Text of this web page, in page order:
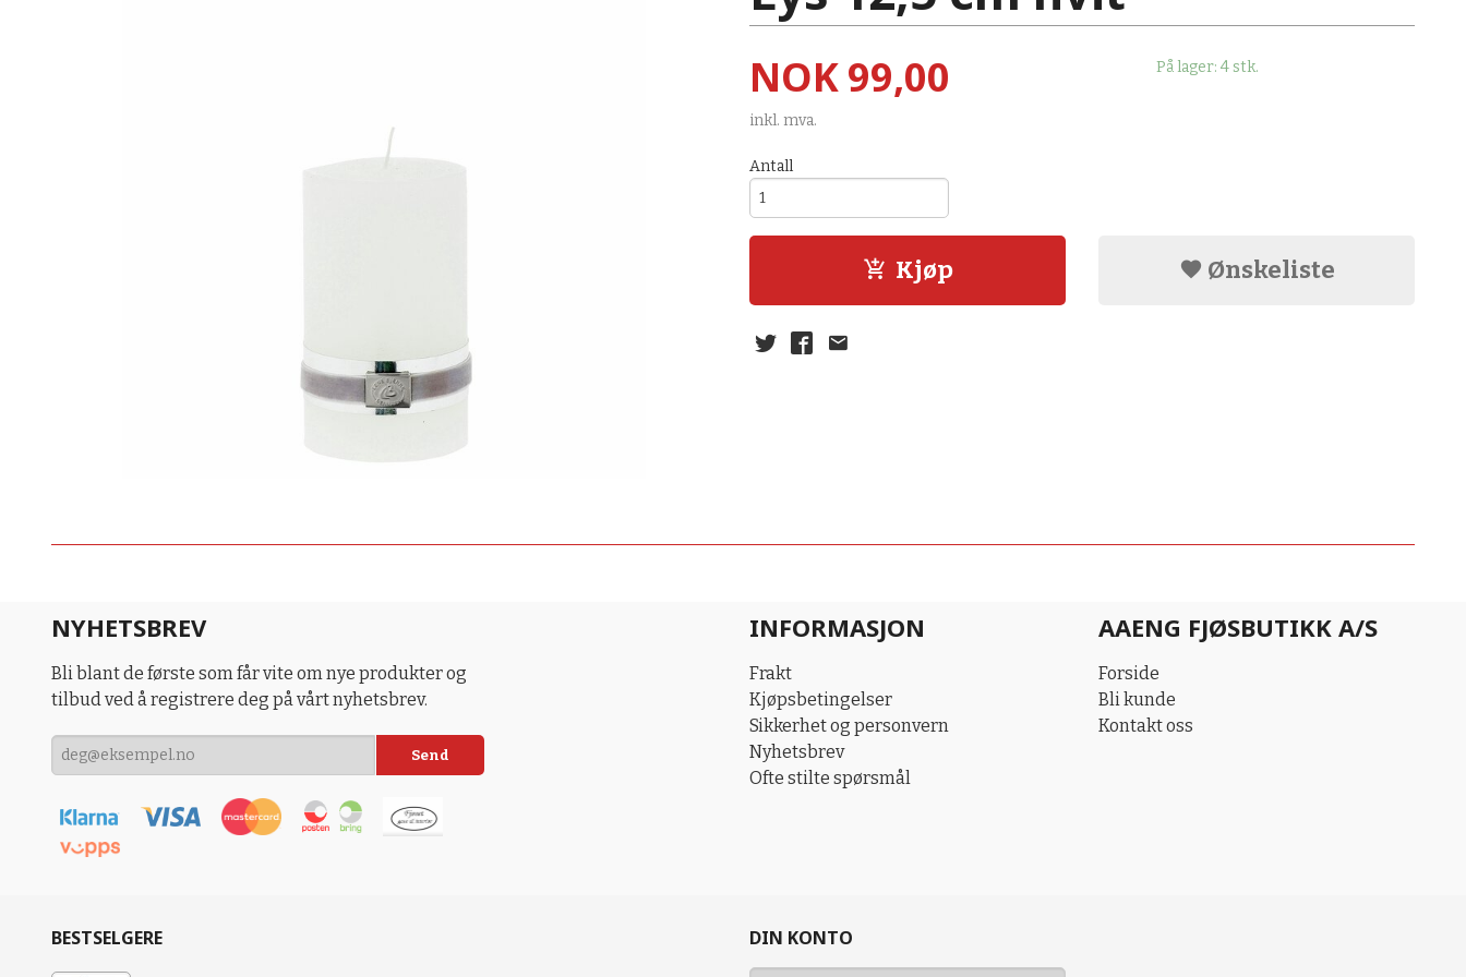
Pris
NOK99,00
inkl. mva.
På lager: 4 stk.
Antall
Kjøp Ønskeliste
NYHETSBREV
Bli blant de første som får vite om nye produkter og
tilbud ved å registrere deg på vårt nyhetsbrev.
INFORMASJON
Frakt
Kjøpsbetingelser
Sikkerhet og personvern
Nyhetsbrev
Ofte stilte spørsmål
AAENG FJØSBUTIKK A/S
Forside
Bli kunde
Kontakt oss
BESTSELGERE DIN KONTO